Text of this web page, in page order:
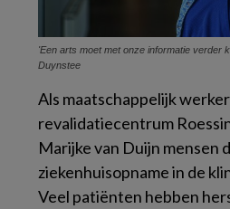
'Een arts moet met onze informatie verder
Duynstee
Als maatschappelijk
revalidatiecentrum
Marijke van Duijn mensen
ziekenhuisopname in de
Veel patiënten hebben